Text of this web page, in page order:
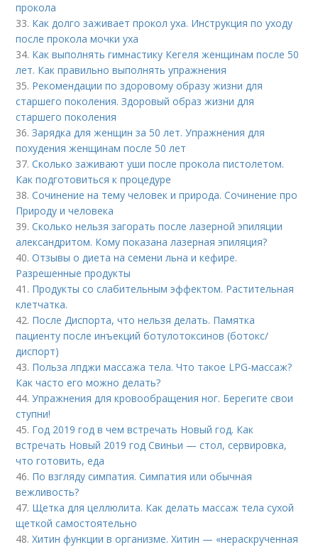
прокола
33. Как долго заживает прокол уха. Инструкция по уходу
после прокола мочки уха
34. Как выполнять гимнастику Кегеля женщинам после 50
лет. Как правильно выполнять упражнения
35. Рекомендации по здоровому образу жизни для
старшего поколения. Здоровый образ жизни для
старшего поколения
36.Зарядка для женщин за 50 лет. Упражнения для
похудения женщинам после 50 лет
37.Сколько заживают уши после прокола пистолетом.
Как подготовиться к процедуре
38.Сочинение на тему человек и природа. Сочинение про
Природу и человека
39.Сколько нельзя загорать после лазерной эпиляции
александритом. Кому показана лазерная эпиляция?
40.Отзывы о диета на семени льна и кефире.
Разрешенные продукты
41. Продукты со слабительным эффектом. Растительная
клетчатка.
42. После Диспорта, что нельзя делать. Памятка
пациенту после инъекций ботулотоксинов (ботокс/
диспорт)
43. Польза лпджи массажа тела. Что такое LPG-массаж?
Как часто его можно делать?
44.Упражнения для кровообращения ног. Берегите свои
ступни!
45. Год 2019 год в чем встречать Новый год. Как
встречать Новый 2019 год Свиньи — стол, сервировка,
что готовить, еда
46. По взгляду симпатия. Симпатия или обычная
вежливость?
47. Щетка для целлюлита. Как делать массаж тела сухой
щеткой самостоятельно
48.Хитин функции в организме. Хитин — «нераскрученная